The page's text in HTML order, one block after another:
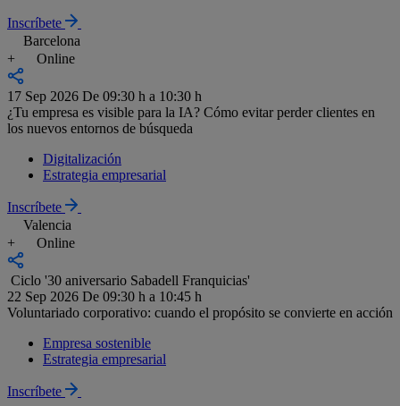
Inscríbete
Barcelona
+
Online
17 Sep 2026 De 09:30 h a 10:30 h
¿Tu empresa es visible para la IA? Cómo evitar perder clientes en
los nuevos entornos de búsqueda
Digitalización
Estrategia empresarial
Inscríbete
Valencia
+
Online
Ciclo '30 aniversario Sabadell Franquicias'
22 Sep 2026 De 09:30 h a 10:45 h
Voluntariado corporativo: cuando el propósito se convierte en acción
Empresa sostenible
Estrategia empresarial
Inscríbete